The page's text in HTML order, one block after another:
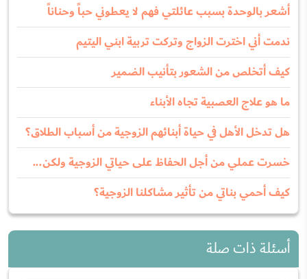
أشعر بالوحدة بسبب عائلتي فهم لا يعطوني حباً وحناناً
ندمت أني اخترت الزواج وتركت تربية ابني اليتيم
كيف أتخلص من الشعور بتأنيب الضمير
ما هو علاج العصبية تجاه الأبناء
هل تدخل الأهل في حياة أبنائهم الزوجية من أسباب الطلاق؟
خسرت عملي من أجل الحفاظ على حياتي الزوجية ولكن...
كيف أحمي بناتي من تأثير مشاكلنا الزوجية؟
أسئلة ذات صلة